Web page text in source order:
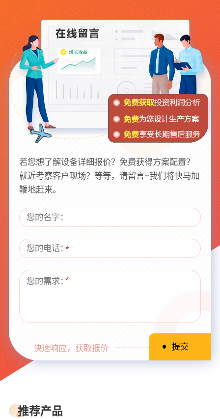
若您想了解设备详细报价？免费获得方案配置？
就近考察客户现场？等等，请留言~我们将快马加
鞭地赶来。
快速响应，获取报价
推荐产品